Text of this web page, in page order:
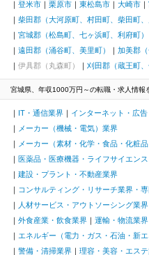
登米市
栗原市 東松島市 大崎市
柴田郡（大河原町、村田町、柴田町、
宮城郡（松島町、七ヶ浜町、利府町）
遠田郡（涌谷町、美里町）
加美郡（
伊具郡（丸森町）
刈田郡（蔵王町、
宮城県、年収1000万円～の転職・求人情報
IT・通信業界
インターネット・広
メーカー（機械・電気）業界
メーカー（素材・化学・食品・化粧
医薬品・医療機器・ライフサイエン
建設・プラント・不動産業界
コンサルティング・リサーチ業界・
人材サービス・アウトソーシング業
外食産業・飲食業界
運輸・物流業界
エネルギー（電力・ガス・石油・新
警備・清掃業界
理容・美容・エス